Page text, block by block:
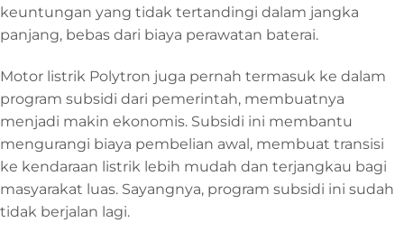
keuntungan yang tidak tertandingi dalam jangka
panjang, bebas dari biaya perawatan baterai.
Motor listrik Polytron juga pernah termasuk ke dalam
program subsidi dari pemerintah, membuatnya
menjadi makin ekonomis. Subsidi ini membantu
mengurangi biaya pembelian awal, membuat transisi
ke kendaraan listrik lebih mudah dan terjangkau bagi
masyarakat luas. Sayangnya, program subsidi ini sudah
tidak berjalan lagi.